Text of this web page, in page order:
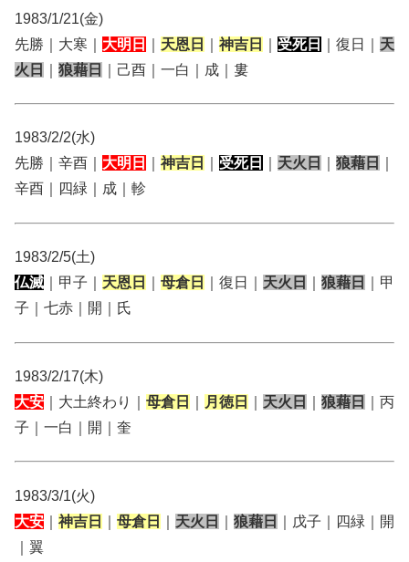
1983/1/21(金)
先勝｜大寒｜ 大明日 天恩日 神吉日 受死日 ｜復日｜ 天
火日
狼藉日 ｜己酉｜一白｜成｜婁
1983/2/2(水)
先勝｜辛酉｜ 大明日 神吉日 受死日 天火日 狼藉日
辛酉｜四緑｜成｜軫
1983/2/5(土)
仏滅 ｜甲子｜ 天恩日 母倉日 ｜復日｜ 天火日 狼藉日
｜甲
子｜七赤｜開｜氏
1983/2/17(木)
大安 ｜大土終わり｜ 母倉日 月徳日 天火日 狼藉日
｜丙
子｜一白｜開｜奎
1983/3/1(火)
大安
神吉日 母倉日 天火日 狼藉日
｜戊子｜四緑｜開
｜翼